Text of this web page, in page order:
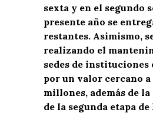
sexta y en el segundo
presente año se
restantes. Asimismo,
realizando el
sedes de instituciones
por un valor cercano a
millones, además de
de la segunda etapa